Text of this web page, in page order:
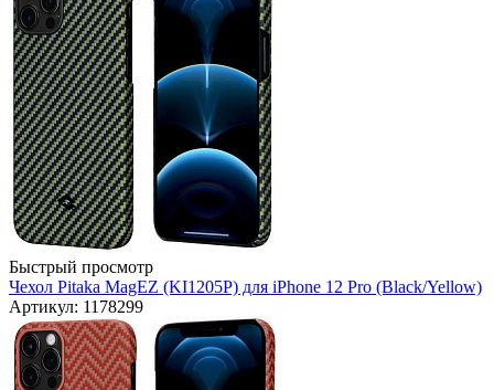
Быстрый просмотр
Чехол Pitaka MagEZ (KI1205P) для iPhone 12 Pro (Black/Yellow)
Артикул: 1178299